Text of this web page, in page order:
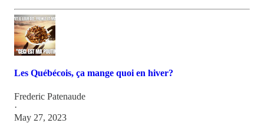
Les Québécois, ça mange quoi en hiver?
Frederic Patenaude
·
May 27, 2023